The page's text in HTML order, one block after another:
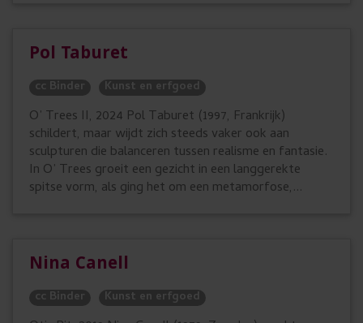
Pol Taburet
cc Binder Kunst en erfgoed
O’ Trees II, 2024 Pol Taburet (1997, Frankrijk)
schildert, maar wijdt zich steeds vaker ook aan
sculpturen die balanceren tussen realisme en fantasie.
In O’ Trees groeit een gezicht in een langgerekte
spitse vorm, als ging het om een metamorfose,...
Nina Canell
cc Binder Kunst en erfgoed